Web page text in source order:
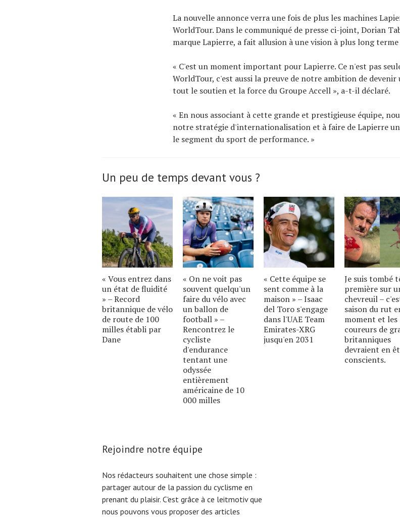
La nouvelle annonce verra une fois de plus les machines
WorldTour. Dans le communiqué de presse ci-joint, Dorian
marque Lapierre, a fait allusion à une vision à plus long
« C'est un moment important pour Lapierre. Ce n'est pas
WorldTour, c'est aussi la preuve de notre ambition de devenir
tout le soutien et la force du Groupe Accell », a-t-il déclaré.
« En nous associant à cette grande et prestigieuse équipe,
notre stratégie d'internationalisation et à faire de Lapierre
le segment du sport de performance. »
Un peu de temps devant vous ?
« Vous entrez dans
un état de fluidité
» – Record
britannique de vélo
de route de 100
milles établi par
Dane
« On ne voit pas
souvent quelqu'un
faire du vélo avec
un ballon de
football » –
Rencontrez le
cycliste
d'endurance
tentant une
odyssée
entièrement
américaine de 10
000 milles
« Cette équipe se
sent comme à la
maison » – Isaac
del Toro s'engage
dans l'UAE Team
Emirates-XRG
jusqu'en 2031
Je suis tombé
première sur
chevreuil –
saison du rut
moment et les
coureurs de
britanniques
devraient en
conscients.
Rejoindre notre équipe
Nos rédacteurs souhaitent une chose simple :
partager autour de la passion du cyclisme en
prenant du plaisir. C'est grâce à ce leitmotiv que
nous pouvons vous proposer des articles